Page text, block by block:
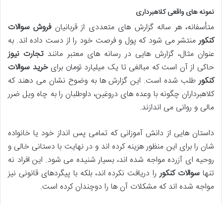
نمونه های واقعی کلاهبرداری
متأسفانه، هر ساله گزارش های متعددی از قربانیانفروش سوالات
کنکورمنتشر می شود که پول و فرصت خود را از دست داده اند. به
عنوان مثال، گزارش هایی در رسانه های معتبر مانند تجارت نیوز
حاکی از آن است که مبالغی تا یک میلیارد تومان برایخرید سوالات
کنکورطلب شده است. این گزارش ها به وضوح نشان می دهند که
کلاهبرداران چگونه با وعده های دروغین، داوطلبان را به چاه ویل ضرر
مالی و روانی می اندازند.
داستان هایی از دانش آموزانی که تمامی پس انداز خود یا خانواده
شان را برای این منظور هزینه کرده اند و در نهایت با دستانی خالی و
روحیه ای آزرده مواجه شده اند، بسیار شنیده می شود. این افراد نه
تنها سوالات کنکوررا دریافت نکرده اند، بلکه با پیگردهای قانونی نیز
مواجه شده اند که مشکلات آن ها را دوچندان کرده است.